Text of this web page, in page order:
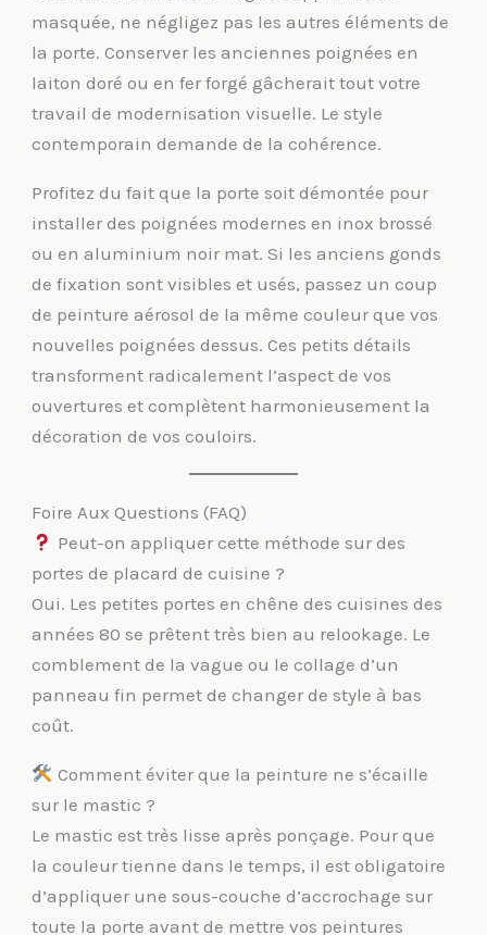
masquée, ne négligez pas les autres éléments de
la porte. Conserver les anciennes poignées en
laiton doré ou en fer forgé gâcherait tout votre
travail de modernisation visuelle. Le style
contemporain demande de la cohérence.
Profitez du fait que la porte soit démontée pour
installer des poignées modernes en inox brossé
ou en aluminium noir mat. Si les anciens gonds
de fixation sont visibles et usés, passez un coup
de peinture aérosol de la même couleur que vos
nouvelles poignées dessus. Ces petits détails
transforment radicalement l’aspect de vos
ouvertures et complètent harmonieusement la
décoration de vos couloirs.
Foire Aux Questions (FAQ)
Peut-on appliquer cette méthode sur des
portes de placard de cuisine ?
Oui. Les petites portes en chêne des cuisines des
années 80 se prêtent très bien au relookage. Le
comblement de la vague ou le collage d’un
panneau fin permet de changer de style à bas
coût.
Comment éviter que la peinture ne s’écaille
sur le mastic ?
Le mastic est très lisse après ponçage. Pour que
la couleur tienne dans le temps, il est obligatoire
d’appliquer une sous-couche d’accrochage sur
toute la porte avant de mettre vos peintures